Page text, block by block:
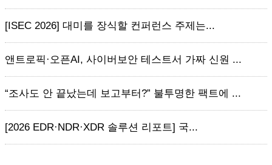
[ISEC 2026] 대미를 장식할 컨퍼런스 주제는...
앤트로픽·오픈AI, 사이버보안 테스트서 가짜 신원 ...
“조사도 안 끝났는데 보고부터?” 불투명한 팩트에 ...
[2026 EDR·NDR·XDR 솔루션 리포트] 국...